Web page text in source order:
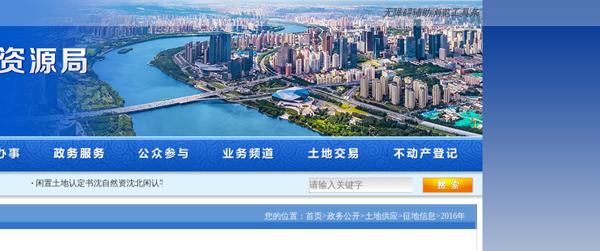
无障碍辅助浏览工具条
闲置土地认定书沈自然资沈北闲认字[2025]3号 关于2025年度沈阳市工程系列自然资源和林业行业高级专业技术... ·沈阳市自然资源局关于市级登记权限
您的位置： 首页>政务公开>土地供应>征地信息>2016年